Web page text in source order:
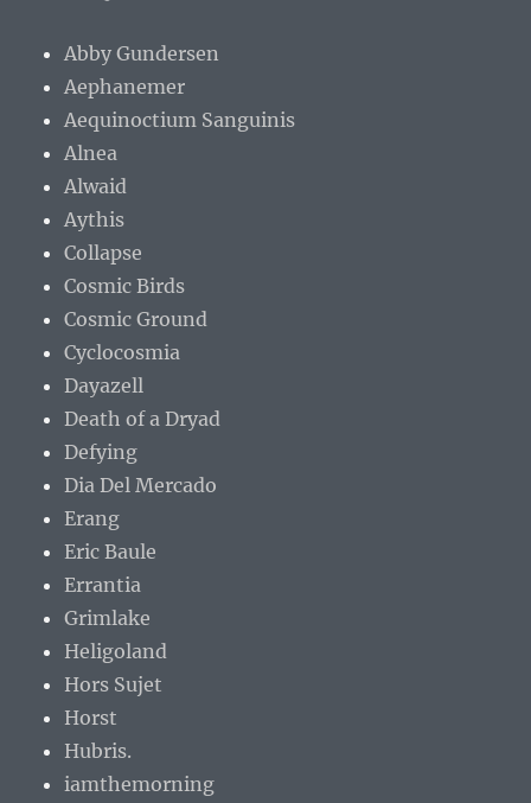
Abby Gundersen
Aephanemer
Aequinoctium Sanguinis
Alnea
Alwaid
Aythis
Collapse
Cosmic Birds
Cosmic Ground
Cyclocosmia
Dayazell
Death of a Dryad
Defying
Dia Del Mercado
Erang
Eric Baule
Errantia
Grimlake
Heligoland
Hors Sujet
Horst
Hubris.
iamthemorning